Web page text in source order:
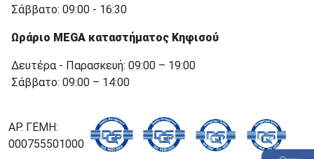
Σάββατο: 09:00 - 16:30
Ωράριο MEGA καταστήματος Κηφισού
Δευτέρα - Παρασκευή: 09:00 – 19:00
Σάββατο: 09:00 – 14:00
ΑΡ. ΓΕΜΗ:
000755501000